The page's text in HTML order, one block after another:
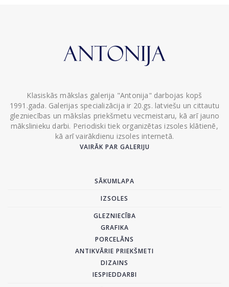
Klasiskās mākslas galerija "Antonija" darbojas kopš
1991.gada. Galerijas specializācija ir 20.gs. latviešu un cittautu
glezniecības un mākslas priekšmetu vecmeistaru, kā arī jauno
mākslinieku darbi. Periodiski tiek organizētas izsoles klātienē,
kā arī vairākdienu izsoles internetā.
VAIRĀK PAR GALERIJU
SĀKUMLAPA
IZSOLES
GLEZNIECĪBA
GRAFIKA
PORCELĀNS
ANTIKVĀRIE PRIEKŠMETI
DIZAINS
IESPIEDDARBI